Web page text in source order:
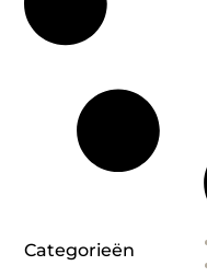
Categorieën